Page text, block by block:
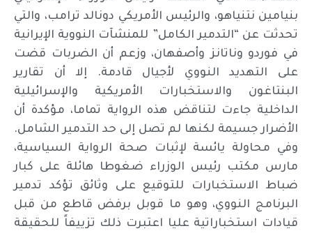
بنيامين نتنياهو، والرئيس الأمريكي دونالد ترامب، والتي
تحدثت عن “التدمير الكامل” للمنشآت النووية الإيرانية
في فوردو وناتانز وأصفهان، وزعم أن الضربات قضت
على التهديد النووي لأجيال قادمة. إلا أن تقارير
البنتاغون والاستخبارات الأمريكية والإسرائيلية
الداخلية جاءت لتناقض هذه الرواية تماما، مؤكدة أن
الأضرار جسيمة لكنها لم تصل إلى حد التدمير الشامل.
وفي محاولة يائسة لإثبات صحة الرواية السياسية،
مارس مكتب رئيس الوزراء ضغوطا هائلة على كبار
ضباط الاستخبارات للتوقيع على وثائق تؤكد تدمير
البرنامج النووي، وهو ما قوبل برفض قاطع من قبل
قيادات استخباراتية عليا اعتبرت ذلك تزييفاً للحقيقة